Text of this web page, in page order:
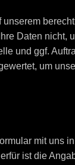
Daten nicht,
und ggf.
um
mit uns
ist die